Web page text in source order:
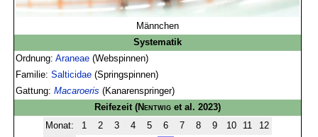
Männchen
Systematik
Ordnung:Araneae (Webspinnen)
Familie:Salticidae (Springspinnen)
Gattung:Macaroeris (Kanarenspringer)
Reifezeit(Nentwig et al. 2023)
Monat:
1 2 3 4 5 6 7 8 9 10 11
12